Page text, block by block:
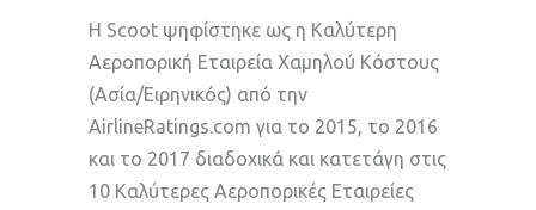
Η Scoot ψηφίστηκε ως η Καλύτερη
Αεροπορική Εταιρεία Χαμηλού Κόστους
(Ασία/Ειρηνικός) από την
AirlineRatings.com για το 2015, το 2016
και το 2017 διαδοχικά και κατετάγη στις
10 Καλύτερες Αεροπορικές Εταιρείες